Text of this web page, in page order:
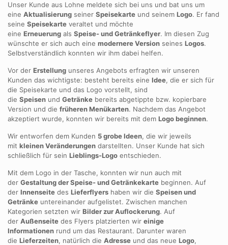
Unser Kunde aus Lohne meldete sich bei uns und bat uns um
eine Aktualisierung seiner Speisekarte und seinem Logo. Er fand
seine Speisekarte veraltet und möchte
eine Erneuerung als Speise- und Getränkeflyer. Im diesen Zug
wünschte er sich auch eine modernere Version seines Logos.
Selbstverständlich konnten wir ihm dabei helfen.
Vor der Erstellung unseres Angebots erfragten wir unseren
Kunden das wichtigste: besteht bereits eine Idee, die er sich für
die Speisekarte und das Logo vorstellt, sind
die Speisen und Getränke bereits abgetippte bzw. kopierbare
Version und die früheren Menükarten. Nachdem das Angebot
akzeptiert wurde, konnten wir bereits mit dem Logo beginnen.
Wir entworfen dem Kunden 5 grobe Ideen, die wir jeweils
mit kleinen Veränderungen darstellten. Unser Kunde hat sich
schließlich für sein Lieblings-Logo entschieden.
Mit dem Logo in der Tasche, konnten wir nun auch mit
der Gestaltung der Speise- und Getränkekarte beginnen. Auf
der Innenseite des Lieferflyers haben wir die Speisen und
Getränke untereinander aufgelistet. Zwischen manchen
Kategorien setzten wir Bilder zur Auflockerung. Auf
der Außenseite des Flyers platzierten wir einige
Informationen rund um das Restaurant. Darunter waren
die Lieferzeiten, natürlich die Adresse und das neue Logo,